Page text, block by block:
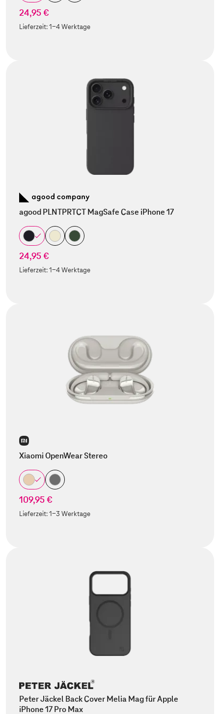
24,95 €
Lieferzeit:1-4 Werktage
agood PLNTPRTCT MagSafe Case iPhone 17
24,95 €
Lieferzeit:1-4 Werktage
Xiaomi OpenWear Stereo
109,95 €
Lieferzeit:1-3 Werktage
Peter Jäckel Back Cover Melia Mag für Apple
iPhone 17 Pro Max